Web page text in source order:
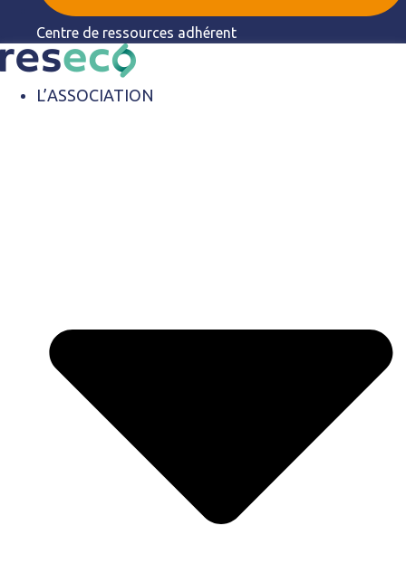
Centre de ressources adhérent
L’ASSOCIATION